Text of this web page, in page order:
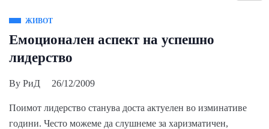
ЖИВОТ
Емоционален аспект на успешно
лидерство
By РиД 26/12/2009
Поимот лидерство станува доста актуелен во изминативе
години. Често можеме да слушнеме за харизматичен,